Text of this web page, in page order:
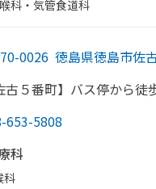
科・​気管食道科
0026 徳島県徳島市佐
古５番町】バス停から徒
653-5808
科
科